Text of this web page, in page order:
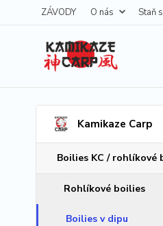
ZÁVODY O nás Staň
Kamikaze Carp
Boilies KC / rohlíkové
Rohlíkové boilies
Boilies v dipu